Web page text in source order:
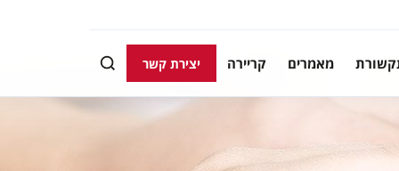
מאמרים קריירה יצירת קשר